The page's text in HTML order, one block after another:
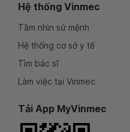
Hệ thống Vinmec
Tầm nhìn sứ mệnh
Hệ thống cơ sở y tế
Tìm bác sĩ
Làm việc tại Vinmec
Tải App MyVinmec